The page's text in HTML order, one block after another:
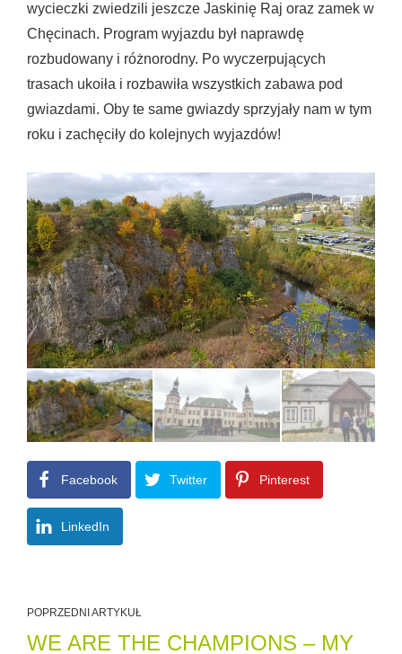
wycieczki zwiedzili jeszcze Jaskinię Raj oraz zamek w
Chęcinach. Program wyjazdu był naprawdę
rozbudowany i różnorodny. Po wyczerpujących
trasach ukoiła i rozbawiła wszystkich zabawa pod
gwiazdami. Oby te same gwiazdy sprzyjały nam w tym
roku i zachęciły do kolejnych wyjazdów!
Facebook Twitter Pinterest
LinkedIn
POPRZEDNI ARTYKUŁ
WE ARE THE CHAMPIONS – MY